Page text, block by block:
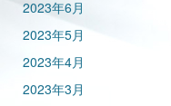
2023年6月
2023年5月
2023年4月
2023年3月